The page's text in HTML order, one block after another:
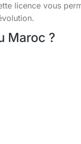
licence vous
Maroc ?